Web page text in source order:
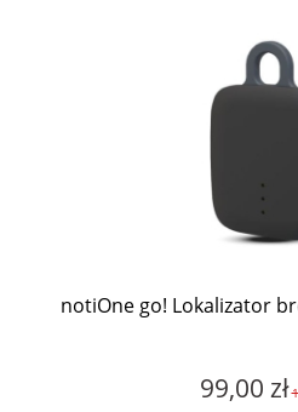
notiOne go! Lokalizator
99,00 zł